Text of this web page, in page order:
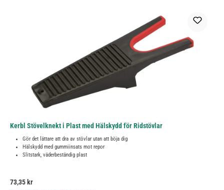
Kerbl Stövelknekt i Plast med Hälskydd för Ridstövlar
Gör det lättare att dra av stövlar utan att böja dig
Hälskydd med gummiinsats mot repor
Slitstark, väderbeständig plast
Ordinarie pris:
73,35 kr